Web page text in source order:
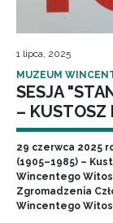
1 lipca, 2025
MUZEUM
SESJA
– KUSTOSZ
29 czerwca 2025
(1905–1985) –
Wincentego
Zgromadzenia
Wincentego